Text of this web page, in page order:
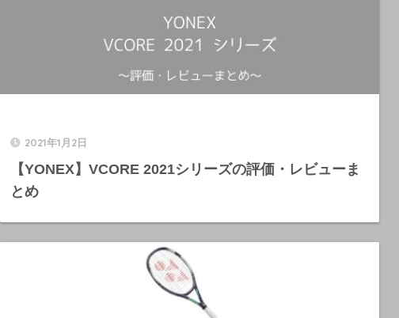
2021年1月2日
【YONEX】VCORE 2021シリーズの評価・レビューま
とめ